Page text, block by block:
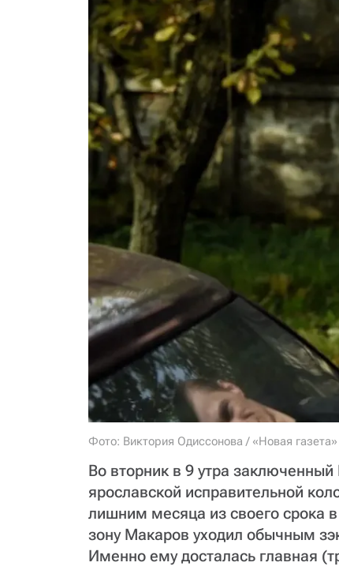
Фото: Виктория Одиссонова / «Новая газета»
Во вторник в 9 утра
ярославской исправительной
лишним месяца из своего срока
зону Макаров уходил обычным
Именно ему досталась главная